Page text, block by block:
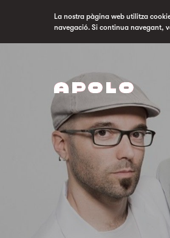
La nostra pàgina web utilitza
navegació. Si continua navegant,